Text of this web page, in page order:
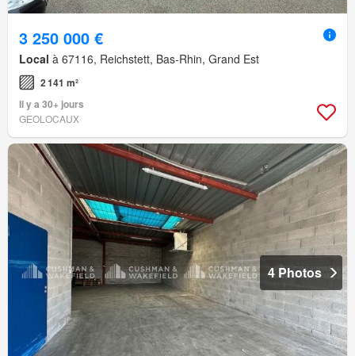
3 250 000 €
Local à 67116, Reichstett, Bas-Rhin, Grand Est
2 141 m²
Il y a 30+ jours
GEOLOCAUX
4 Photos